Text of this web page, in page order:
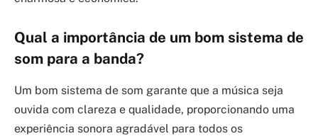
Qual a importância de um bom sistema de
som para a banda?
Um bom sistema de som garante que a música seja
ouvida com clareza e qualidade, proporcionando uma
experiência sonora agradável para todos os